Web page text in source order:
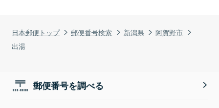
日本郵便トップ 郵便番号検索 新潟県
阿賀野市
出湯
郵便番号を調べる